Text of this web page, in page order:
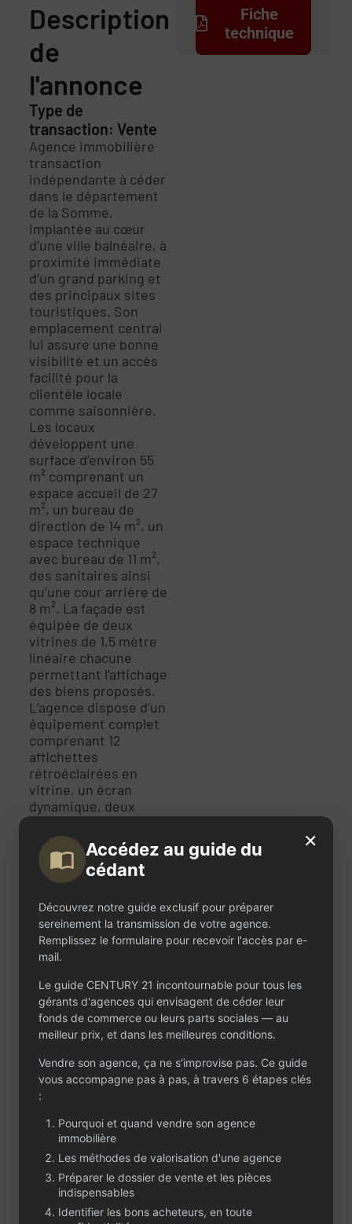
Description
de
l'annonce
Type de
transaction: Vente
Agence immobilière
transaction
indépendante à céder
dans le département
de la Somme,
implantée au cœur
d’une ville balnéaire, à
proximité immédiate
d’un grand parking et
des principaux sites
touristiques. Son
emplacement central
lui assure une bonne
visibilité et un accès
facilité pour la
clientèle locale
comme saisonnière.
Les locaux
développent une
surface d’environ 55
m² comprenant un
espace accueil de 27
m², un bureau de
direction de 14 m², un
espace technique
avec bureau de 11 m²,
des sanitaires ainsi
qu’une cour arrière de
8 m². La façade est
équipée de deux
vitrines de 1,5 mètre
linéaire chacune
permettant l’affichage
des biens proposés.
L’agence dispose d’un
équipement complet
comprenant 12
affichettes
rétroéclairées en
vitrine, un écran
dynamique, deux
un réseau RJ45, la
fibre optique, une
ligne téléphonique
fixe, du mobilier de
bureau ainsi qu’un
photocopieur en
location. L’ensemble
est fonctionnel et
exploitable. Le bail
commercial sera
renouvelé à l’occasion
de la cession. Le loyer
par mois, étant
précisé que ce
montant correspond
au bail en cours et
que le futur loyer sera
déterminé dans le
cadre du nouveau
bail. L’équipe est
composée du
dirigeant et de trois
Fiche
technique
×
Accédez au guide du
cédant
Découvrez notre guide exclusif pour préparer
sereinement la transmission de votre agence.
Remplissez le formulaire pour recevoir l'accès par e-
mail.
Le guide CENTURY 21 incontournable pour tous les
gérants d'agences qui envisagent de céder leur
fonds de commerce ou leurs parts sociales — au
meilleur prix, et dans les meilleures conditions.
Vendre son agence, ça ne s'improvise pas. Ce guide
vous accompagne pas à pas, à travers 6 étapes clés
:
Pourquoi et quand vendre son agence
immobilière
Les méthodes de valorisation d'une agence
Préparer le dossier de vente et les pièces
indispensables
Identifier les bons acheteurs, en toute